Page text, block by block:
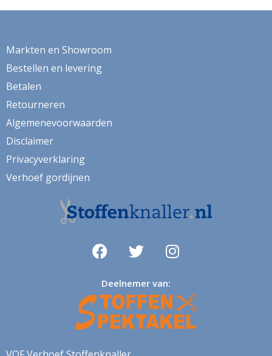
vuurtoren
vw bus
wandtapijt
wereldkaart
wijn
Markten en Showroom
Bestellen en levering
Betalen
Retourneren
Algemenevoorwaarden
Disclaimer
Privacyverklaring
Verhoef gordijnen
Deelnemer van: